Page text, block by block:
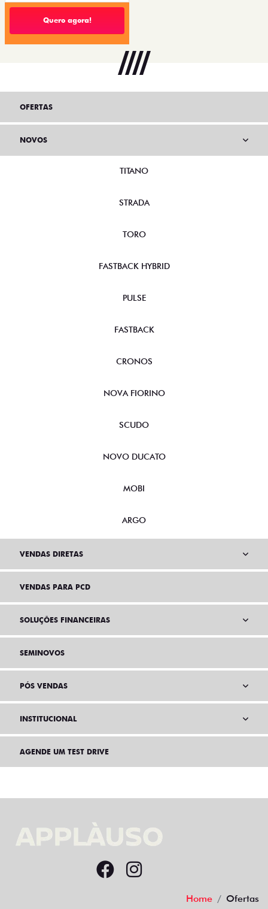
Quero agora!
OFERTAS
NOVOS
TITANO
STRADA
TORO
FASTBACK HYBRID
PULSE
FASTBACK
CRONOS
NOVA FIORINO
SCUDO
NOVO DUCATO
MOBI
ARGO
VENDAS DIRETAS
VENDAS PARA PCD
SOLUÇÕES FINANCEIRAS
SEMINOVOS
PÓS VENDAS
INSTITUCIONAL
AGENDE UM TEST DRIVE
Home Ofertas